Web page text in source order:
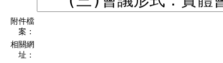
附件檔
案：
相關網
址：